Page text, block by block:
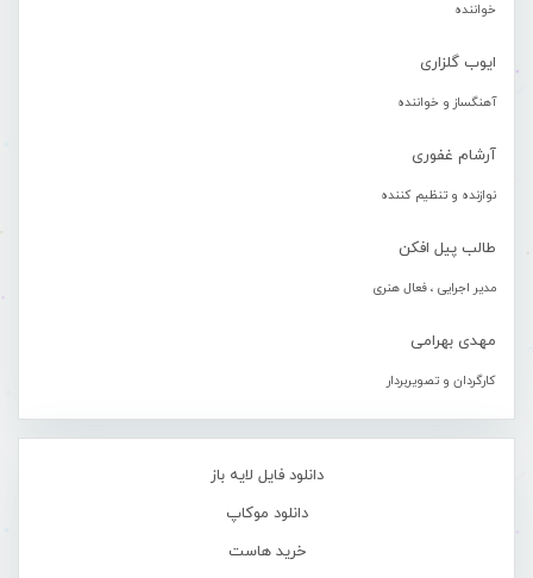
خواننده
ایوب گلزاری
آهنگساز و خواننده
آرشام غفوری
نوازنده و تنظیم کننده
طالب پیل افکن
مدیر اجرایی ، فعال هنری
مهدی بهرامی
کارگردان و تصویربردار
دانلود فایل لایه باز
دانلود موکاپ
خرید هاست